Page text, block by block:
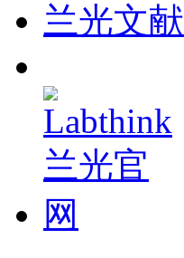
兰光文献